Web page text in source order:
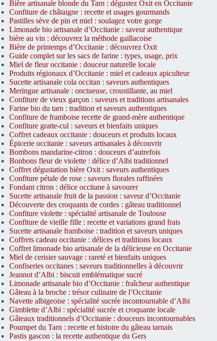
Bière artisanale blonde du Tarn : dégustez Oxit en Occitanie
Confiture de châtaigne : recette et usages gourmands
Pastilles sève de pin et miel : soulagez votre gorge
Limonade bio artisanale d’Occitanie : saveur authentique
bière au vin : découvrez la méthode gaillacoise
Bière de printemps d’Occitanie : découvrez Oxit
Guide complet sur les sacs de farine : types, usage, prix
Miel de fleur occitanie : douceur naturelle locale
Produits régionaux d’Occitanie : miel et cadeaux apiculteur
Sucette artisanale cola occitan : saveurs authentiques
Meringue artisanale : onctueuse, croustillante, au miel
Confiture de vieux garçon : saveurs et traditions artisanales
Farine bio du tarn : tradition et saveurs authentiques
Confiture de framboise recette de grand-mère authentique
Confiture gratte-cul : saveurs et bienfaits uniques
Coffret cadeaux occitanie : douceurs et produits locaux
Épicerie occitanie : saveurs artisanales à découvrir
Bombons mandarine-citron : douceurs d’autrefois
Bonbons fleur de violette : délice d’Albi traditionnel
Coffret dégustation bière Oxit : saveurs authentiques
Confiture pétale de rose : saveurs florales raffinées
Fondant citron : délice occitane à savourer
Sucette artisanale fruit de la passion : saveur d’Occitanie
Découverte des croquants de cordes : gâteau traditionnel
Confiture violette : spécialité artisanale de Toulouse
Confiture de vieille fille : recette et variations grand frais
Sucette artisanale framboise : tradition et saveurs uniques
Coffrets cadeau occitanie : délices et traditions locaux
Coffret limonade bio artisanale de la délicieuse en Occitanie
Miel de cerisier sauvage : rareté et bienfaits uniques
Confiseries occitanes : saveurs traditionnelles à découvrir
Jeannot d’Albi : biscuit emblématique sucré
Limonade artisanale bio d’Occitanie : fraîcheur authentique
Gâteau à la broche : trésor culinaire de l’Occitanie
Navette albigeoise : spécialité sucrée incontournable d’Albi
Gimblette d’Albi : spécialité sucrée et croquante locale
Gâteaux traditionnels d’Occitanie : douceurs incontournables
Poumpet du Tarn : recette et histoire du gâteau tarnais
Pastis gascon : la recette authentique du Gers